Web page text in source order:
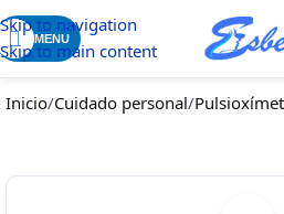
Skip to navigation
Skip to main content
MENU
Inicio/Cuidado personal/